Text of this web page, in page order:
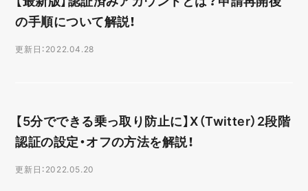
の手順について解説！
更新日：2022.04.28
【5分でできる乗っ取り防止に】X（Twitter）2段階
認証の設定・オフの方法を解説！
更新日：2022.05.20